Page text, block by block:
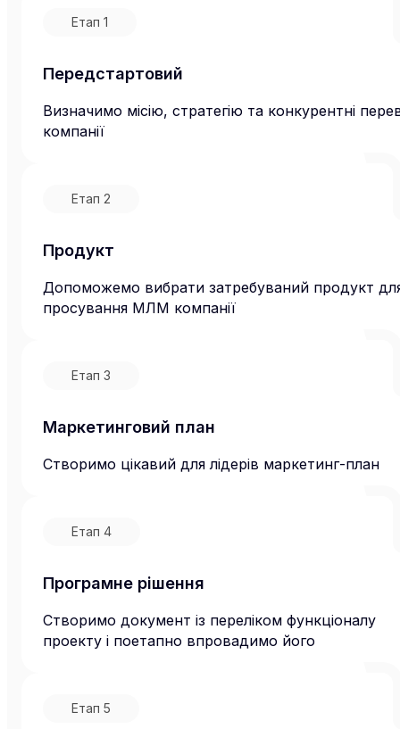
Етап 1
Передстартовий
Визначимо місію, стратегію та конкурентні
компанії
Етап 2
Продукт
Допоможемо вибрати затребуваний продукт
просування МЛМ компанії
Етап 3
Маркетинговий план
Створимо цікавий для лідерів маркетинг-план
Етап 4
Програмне рішення
Створимо документ із переліком функціоналу
проекту і поетапно впровадимо його
Етап 5